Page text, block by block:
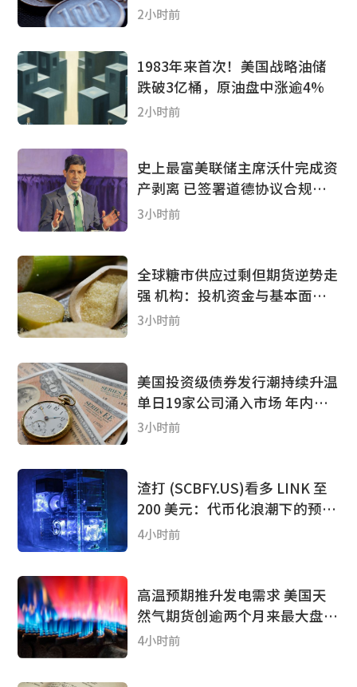
2小时前
1983年来首次！美国战略油储
跌破3亿桶，原油盘中涨逾4%
2小时前
史上最富美联储主席沃什完成资
产剥离 已签署道德协议合规证
明
3小时前
全球糖市供应过剩但期货逆势走
强 机构：投机资金与基本面出
现背离 未来贸易盈余或达250万
3小时前
美国投资级债券发行潮持续升温
单日19家公司涌入市场 年内发
行规模已达1.4万亿美元
3小时前
渣打 (SCBFY.US)看多 LINK 至
200 美元：代币化浪潮下的预言
机机遇
4小时前
高温预期推升发电需求 美国天
然气期货创逾两个月来最大盘中
涨幅
4小时前